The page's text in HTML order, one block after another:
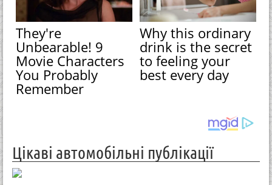
They're
Unbearable! 9
Movie Characters
You Probably
Remember
Why this ordinary
drink is the secret
to feeling your
best every day
Цікаві автомобільні публікації